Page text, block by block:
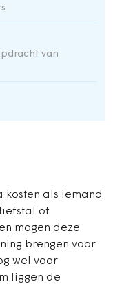
van
kosten als iemand
of
mogen deze
brengen voor
wel voor
liggen de